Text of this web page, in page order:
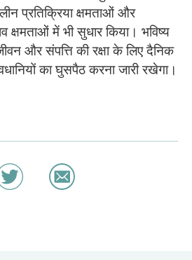
प्रतिक्रिया क्षमताओं और
क्षमताओं में भी सुधार किया। भविष्य
और संपत्ति की रक्षा के लिए दैनिक
का घुसपैठ करना जारी रखेगा।